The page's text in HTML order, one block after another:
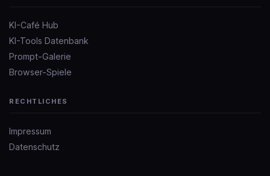
KI-Café Hub
KI-Tools Datenbank
Prompt-Galerie
Browser-Spiele
RECHTLICHES
Impressum
Datenschutz